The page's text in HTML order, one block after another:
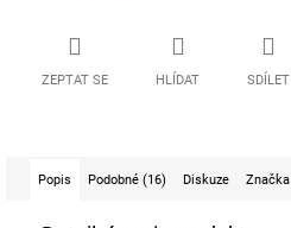
ZEPTAT SE HLÍDAT SDÍLET
Popis Podobné (16) Diskuze Značka